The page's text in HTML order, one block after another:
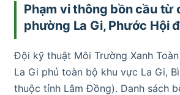
Phạm vi thông bồn cầu từ
phường La Gi, Phước Hội
Đội kỹ thuật Môi Trường Xanh
La Gi phủ toàn bộ khu vực La Gi,
thuộc tỉnh Lâm Đồng). Danh sách